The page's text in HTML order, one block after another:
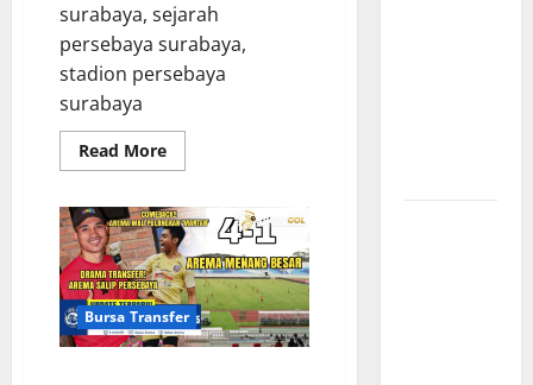
surabaya, sejarah
persebaya surabaya,
stadion persebaya
surabaya
Read MoreRead
more
Persebaya
Surabaya,
Sejarah
Panjang
dan
Prestasi
yang
Menggetarkan
Bursa Transfer